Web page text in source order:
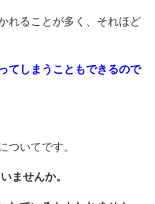
れることが多く、それほど
てしまうこともできるので
ついてです。
ませんか。